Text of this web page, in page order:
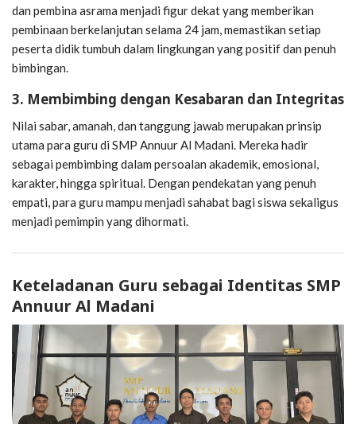
dan pembina asrama menjadi figur dekat yang memberikan
pembinaan berkelanjutan selama 24 jam, memastikan setiap
peserta didik tumbuh dalam lingkungan yang positif dan penuh
bimbingan.
3. Membimbing dengan Kesabaran dan Integritas
Nilai sabar, amanah, dan tanggung jawab merupakan prinsip
utama para guru di SMP Annuur Al Madani. Mereka hadir
sebagai pembimbing dalam persoalan akademik, emosional,
karakter, hingga spiritual. Dengan pendekatan yang penuh
empati, para guru mampu menjadi sahabat bagi siswa sekaligus
menjadi pemimpin yang dihormati.
Keteladanan Guru sebagai Identitas SMP
Annuur Al Madani